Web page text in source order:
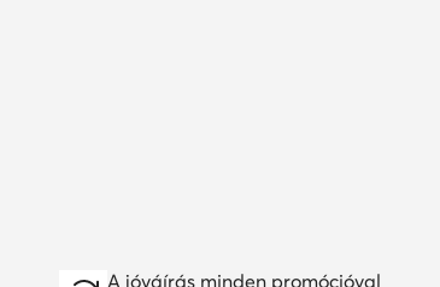
A jóváírás minden promócióval